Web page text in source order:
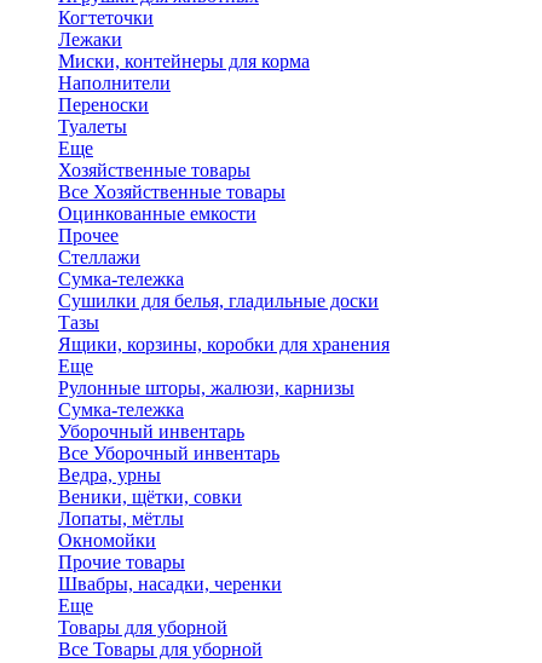
Когтеточки
Лежаки
Миски, контейнеры для корма
Наполнители
Переноски
Туалеты
Еще
Хозяйственные товары
Все Хозяйственные товары
Оцинкованные емкости
Прочее
Стеллажи
Сумка-тележка
Сушилки для белья, гладильные доски
Тазы
Ящики, корзины, коробки для хранения
Еще
Рулонные шторы, жалюзи, карнизы
Сумка-тележка
Уборочный инвентарь
Все Уборочный инвентарь
Ведра, урны
Веники, щётки, совки
Лопаты, мётлы
Окномойки
Прочие товары
Швабры, насадки, черенки
Еще
Товары для уборной
Все Товары для уборной